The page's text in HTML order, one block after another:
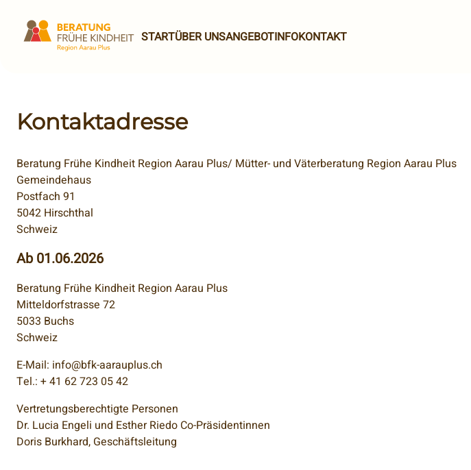
STARTÜBER UNSANGEBOTINFOKONTAKT
Kontaktadresse
Beratung Frühe Kindheit Region Aarau Plus/ Mütter- und Väterberatung Region Aarau Plus
Gemeindehaus
Postfach 91
5042 Hirschthal
Schweiz
Ab 01.06.2026
Beratung Frühe Kindheit Region Aarau Plus
Mitteldorfstrasse 72
5033 Buchs
Schweiz
E-Mail: info@bfk-aarauplus.ch
Tel.: + 41 62 723 05 42
Vertretungsberechtigte Personen
Dr. Lucia Engeli und Esther Riedo Co-Präsidentinnen
Doris Burkhard, Geschäftsleitung